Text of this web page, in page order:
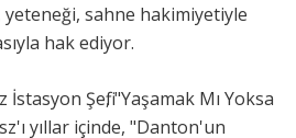
sahne hakimiyetiyle
hak ediyor.
Şefi, "Yaşamak Mı Yoksa
yıllar içinde, "Danton'un